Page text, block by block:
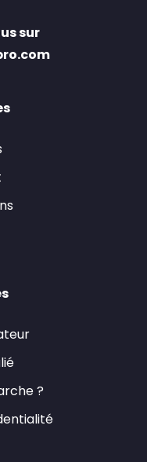
sur
?